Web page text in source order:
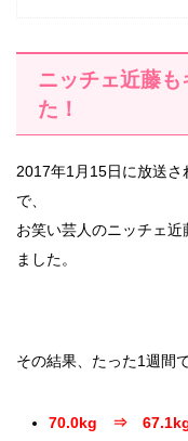
ニッチェ近藤
た！
2017年1月15日に放送さ
で、
お笑い芸人のニッチェ
ました。
その結果、たった1週間
70.0kg ⇒ 67.1kg